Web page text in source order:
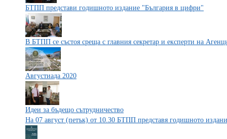
БТПП представи годишното издание "България в цифри"
В БТПП се състоя среща с главния секретар и експерти на
Августиада 2020
Идеи за бъдещо сътрудничество
На 07 август (петък) от 10.30 БТПП представя годишното